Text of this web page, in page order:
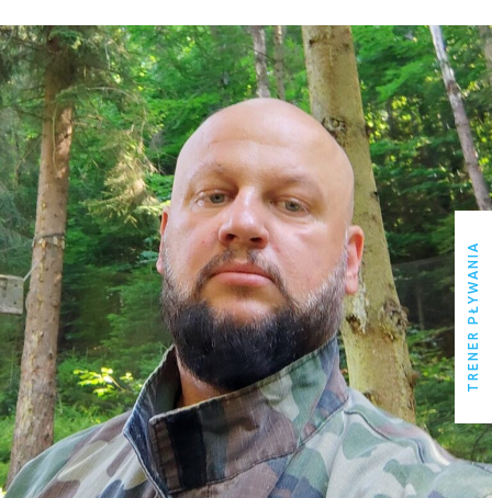
TRENER PŁYWANIA
MIROSŁAW RUTKOWSKI
TRENER PŁYWANIA